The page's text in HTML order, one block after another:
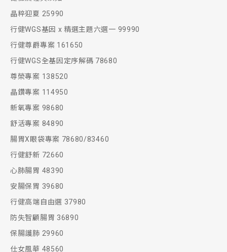
晶粹迎夏 25990
行健WGS基因 x 精選主題六選一 99990
行健尊爵專案 161650
行健WGS全基因定序解碼 78680
尊榮專案 138520
晶鑽專案 114950
新氧專案 98680
舒活專案 84890
腸胃X眼袋專案 78680/83460
行健舒新 72660
心肺腸胃 48390
安腸保胃 39680
行健高端自由選 37980
防失智顧腸胃 36890
保腸護肺 29960
仕女風華 48560